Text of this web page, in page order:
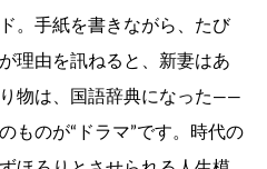
。手紙を書きながら、たび
理由を訊ねると、新妻はあ
物は、国語辞典になった——
ものが“ドラマ”です。時代の